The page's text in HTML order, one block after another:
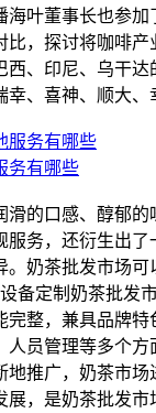
海叶董事长也参
，探讨将咖啡
西、印尼、乌干
、喜神、顺大、
务有哪些
滑的口感、醇郁
服务，还衍生出
。奶茶批发市场
备定制奶茶批发
完整，兼具品牌
人员管理等多个
地推广，奶茶市
展，是奶茶批发市